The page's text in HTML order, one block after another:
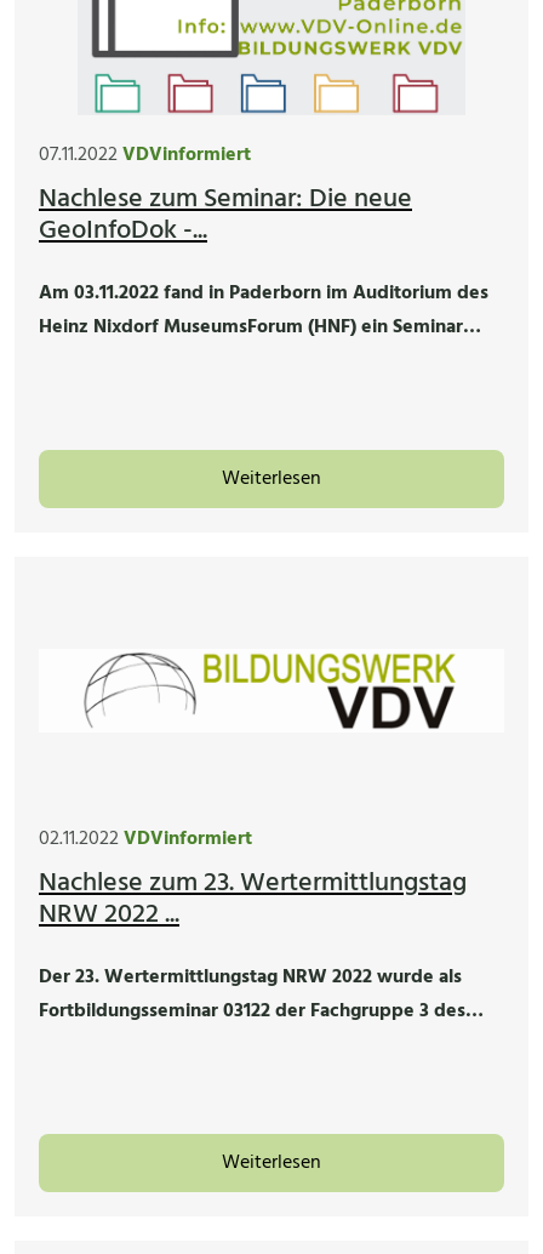
07.11.2022VDVinformiert
Nachlese zum Seminar: Die neue
GeoInfoDok -...
Am 03.11.2022 fand in Paderborn im Auditorium des
Heinz Nixdorf MuseumsForum (HNF) ein Seminar…
Weiterlesen
02.11.2022VDVinformiert
Nachlese zum 23. Wertermittlungstag
NRW 2022 ...
Der 23. Wertermittlungstag NRW 2022 wurde als
Fortbildungsseminar 03122 der Fachgruppe 3 des…
Weiterlesen